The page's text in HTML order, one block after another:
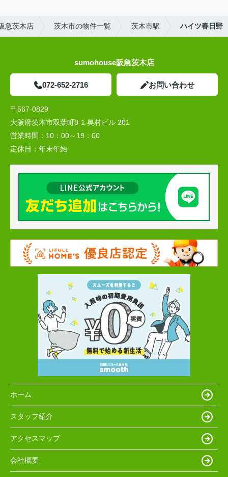
急茨木店 茨木市の物件一覧 茨木市駅 ハイツ春日野
sumohouse阪急茨木店
072-652-2716 お問い合わせ
〒567-0829
大阪府茨木市双葉町8-1 奥村ビル 201
営業時間： 10：00～19：00
定休日： 年末年始
ホーム
スタッフ紹介
アクセスマップ
会社概要